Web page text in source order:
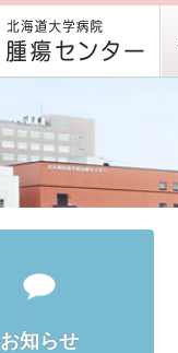
お知らせ